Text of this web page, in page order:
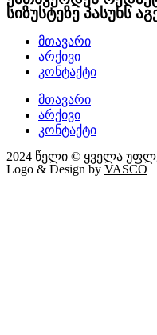
სიზუსტეზე პასუხს
მთავარი
არქივი
კონტაქტი
მთავარი
არქივი
კონტაქტი
2024 წელი © ყველა
Logo & Design by VASCO